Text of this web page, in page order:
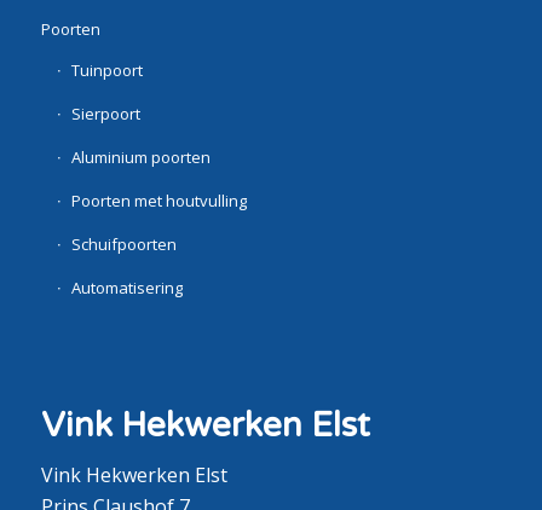
Poorten
Tuinpoort
Sierpoort
Aluminium poorten
Poorten met houtvulling
Schuifpoorten
Automatisering
Vink Hekwerken Elst
Vink Hekwerken Elst